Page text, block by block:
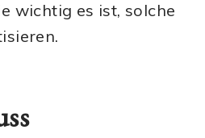
wichtig es ist, solche